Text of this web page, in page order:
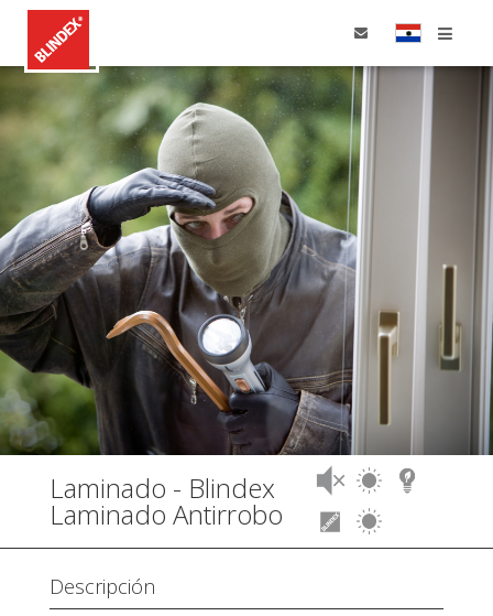
Home
Productos
Aplicaciones
Dónde Comprar
Laminado - Blindex
Laminado Antirrobo
Descripción